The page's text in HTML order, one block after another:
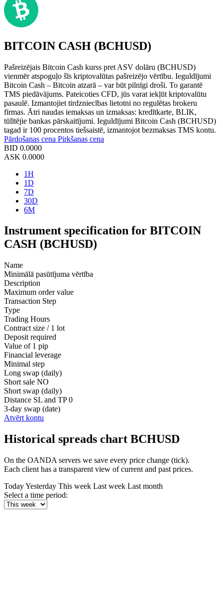
BITCOIN CASH (BCHUSD)
Pašreizējais Bitcoin Cash kurss pret ASV dolāru (BCHUSD)
vienmēr atspoguļo šīs kriptovalūtas pašreizējo vērtību. Ieguldījumi
Bitcoin Cash – Bitcoin atzarā – var būt pilnīgi droši. To garantē
TMS piedāvājums. Pateicoties CFD, jūs varat iekļūt kriptovalūtu
pasaulē. Izmantojiet tirdzniecības lietotni no regulētas brokeru
firmas. Ātri naudas iemaksas un izmaksas: kredītkarte, BLIK,
tūlītējie bankas pārskaitījumi. Ieguldījumi Bitcoin Cash (BCHUSD)
tagad ir 100 procentos tiešsaistē, izmantojot bezmaksas TMS kontu.
Pārdošanas cena Pirkšanas cena
BID 0.0000
ASK 0.0000
1H
1D
7D
30D
6M
Instrument specification for BITCOIN
CASH (BCHUSD)
Name
Minimālā pasūtījuma vērtība
Description
Maximum order value
Transaction Step
Type
Trading Hours
Contract size / 1 lot
Deposit required
Value of 1 pip
Financial leverage
Minimal step
Long swap (daily)
Short sale NO
Short swap (daily)
Distance SL and TP 0
3-day swap (date)
Atvērt kontu
Historical spreads chart BCHUSD
On the OANDA servers we save every price change (tick).
Each client has a transparent view of current and past prices.
TodayYesterday This week Last week Last month
Select a time period: